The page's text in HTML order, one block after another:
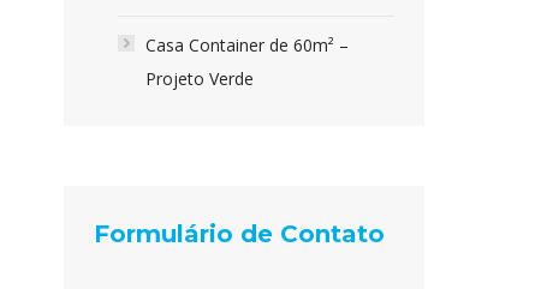
Casa Container de 60m² –
Projeto Verde
Formulário de Contato